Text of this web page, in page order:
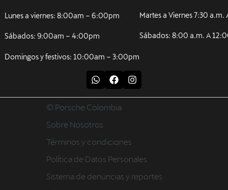
Lunes a viernes: 8:00am – 6:00pm
Sábados: 9:00am – 4:00pm
Domingos y festivos: 10:00am – 3:00pm
Martes a Viernes 7:30
Sábados: 8:00 a.m. A
© Porsche Colombia
Sobre Nosotros
Términos y condiciones
Política de Datos Personales
Sistema de denuncias y reportes